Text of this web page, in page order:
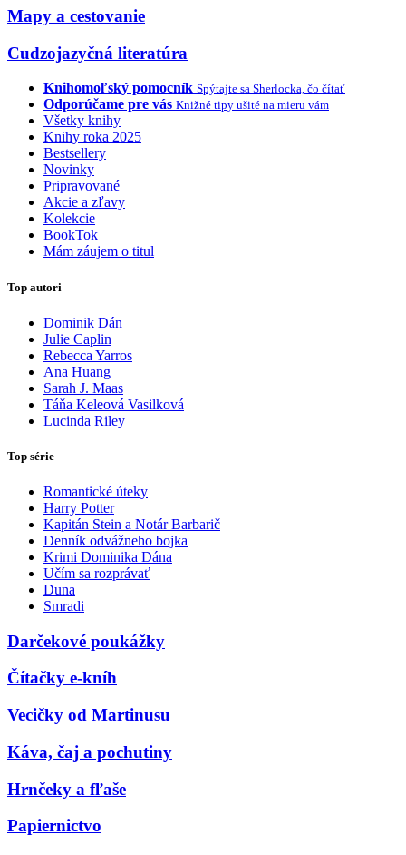
Mapy a cestovanie
Cudzojazyčná literatúra
Knihomoľský pomocník Spýtajte sa Sherlocka, čo čítať
Odporúčame pre vás Knižné tipy ušité na mieru vám
Všetky knihy
Knihy roka 2025
Bestsellery
Novinky
Pripravované
Akcie a zľavy
Kolekcie
BookTok
Mám záujem o titul
Top autori
Dominik Dán
Julie Caplin
Rebecca Yarros
Ana Huang
Sarah J. Maas
Táňa Keleová Vasilková
Lucinda Riley
Top série
Romantické úteky
Harry Potter
Kapitán Stein a Notár Barbarič
Denník odvážneho bojka
Krimi Dominika Dána
Učím sa rozprávať
Duna
Smradi
Darčekové poukážky
Čítačky e-kníh
Vecičky od Martinusu
Káva, čaj a pochutiny
Hrnčeky a fľaše
Papiernictvo